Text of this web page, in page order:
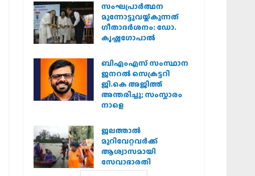
സംഘപ്രാര്‍ത്ഥന
മുന്നോട്ടുവയ്ക്കുന്നത്
ഗീതാദര്‍ശനം: ഡോ.
കൃഷ്ണഗോപാല്‍
ബിഎംഎസ് സംസ്ഥാന
ജനറൽ സെക്രട്ടറി
ജി.കെ അജിത്ത്
അന്തരിച്ചു; സംസ്കാരം
നാളെ
ജലത്താല്‍
മുറിവേറ്റവര്‍ക്ക്
ആശ്വാസമായി
സേവാഭാരതി